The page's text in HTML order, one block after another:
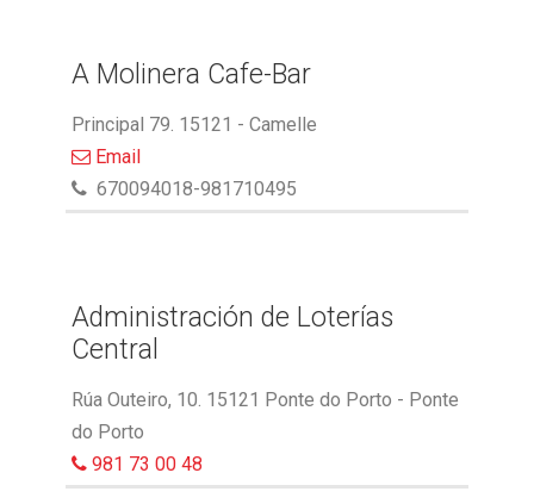
A Molinera Cafe-Bar
Principal 79. 15121 - Camelle
Email
670094018-981710495
Administración de Loterías
Central
Rúa Outeiro, 10. 15121 Ponte do Porto - Ponte
do Porto
981 73 00 48